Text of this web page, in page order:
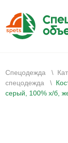
Спецодежда \
спецодежда
\
серый, 100% х/б,